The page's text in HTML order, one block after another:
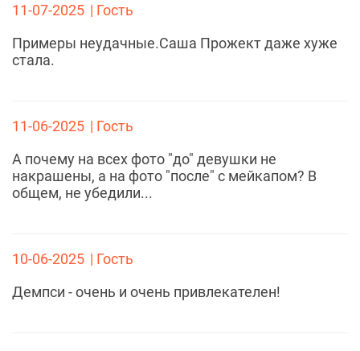
11-07-2025 | Гость
Примеры неудачные.Саша Прожект даже хуже
стала.
11-06-2025 | Гость
А почему на всех фото "до" девушки не
накрашены, а на фото "после" с мейкапом? В
общем, не убедили...
10-06-2025 | Гость
Демпси - очень и очень привлекателен!